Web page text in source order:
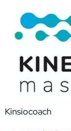
Kinsiocoach